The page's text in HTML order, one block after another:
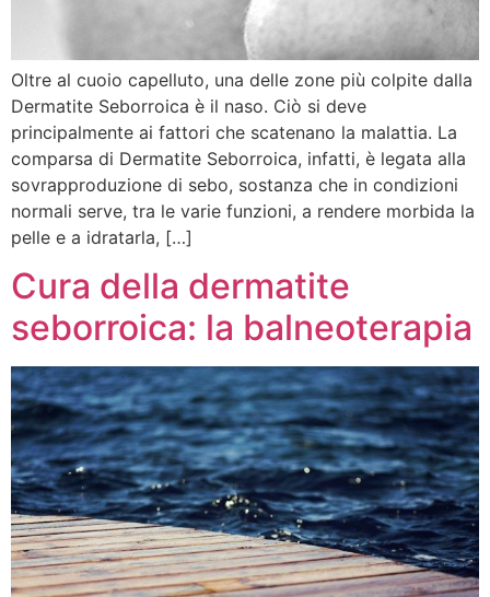
Oltre al cuoio capelluto, una delle zone più colpite dalla
Dermatite Seborroica è il naso. Ciò si deve
principalmente ai fattori che scatenano la malattia. La
comparsa di Dermatite Seborroica, infatti, è legata alla
sovrapproduzione di sebo, sostanza che in condizioni
normali serve, tra le varie funzioni, a rendere morbida la
pelle e a idratarla, […]
Cura della dermatite
seborroica: la balneoterapia